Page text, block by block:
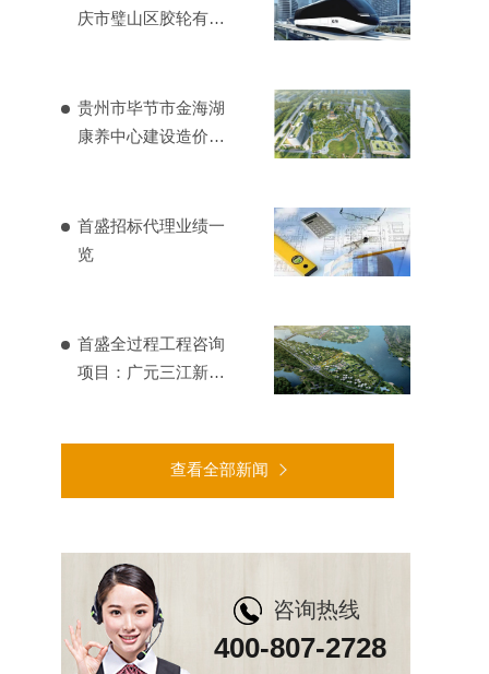
庆市璧山区胶轮有轨
贵州市毕节市金海湖
康养中心建设造价项
首盛招标代理业绩一
览
首盛全过程工程咨询
项目：广元三江新区
查看全部新闻
咨询热线
400-807-2728